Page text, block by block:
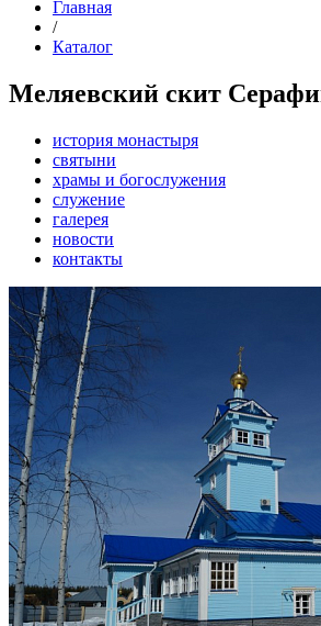
Главная
/
Каталог
Меляевский скит
история монастыря
святыни
храмы и богослужения
служение
галерея
новости
контакты